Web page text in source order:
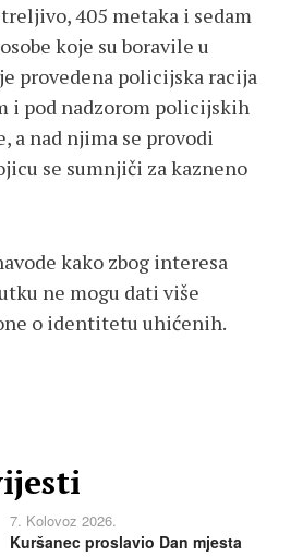
405 metaka i sedam
koje su boravile u
provedena policijska racija
i pod nadzorom policijskih
a nad njima se provodi
se sumnjiči za kazneno
kako zbog interesa
ne mogu dati više
o identitetu uhićenih.
7. Kolovoz 2026.
Kuršanec proslavio Dan mjesta